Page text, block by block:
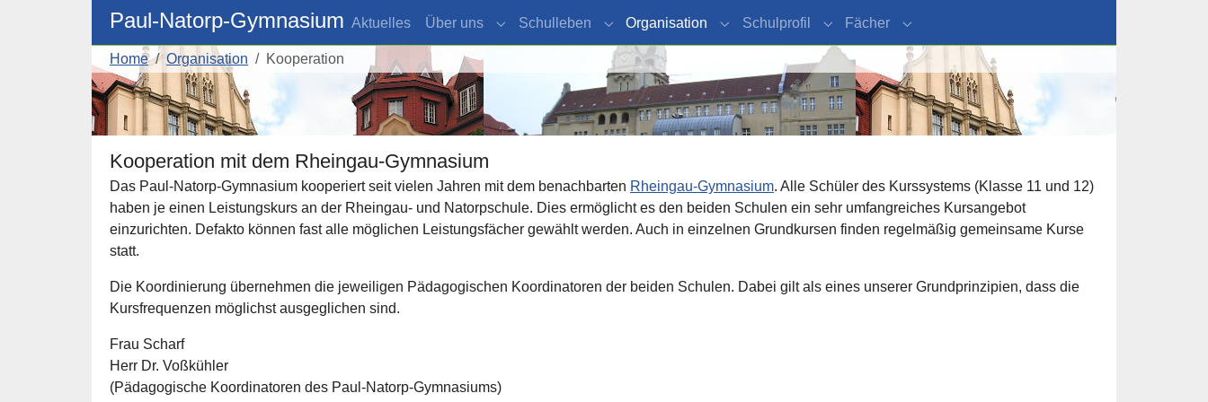
Skip to main navigation
Skip to main content
Skip to page footerPaul-Natorp-Gymnasium Aktuelles Über uns
Submenu for "Über uns"
Schulleben
Submenu for "Schulleben"
Organisation
Submenu for "Organisation"
Schulprofil
Submenu for "Schulprofil"
Fächer
Submenu for "Fächer"
You are here:
Home Organisation Kooperation
Kooperation mit dem Rheingau-Gymnasium
Das Paul-Natorp-Gymnasium kooperiert seit vielen Jahren mit dem benachbarten Rheingau-Gymnasium. Alle Schüler des Kurssystems (Klasse 11 und 12)
haben je einen Leistungskurs an der Rheingau- und Natorpschule. Dies ermöglicht es den beiden Schulen ein sehr umfangreiches Kursangebot
einzurichten. Defakto können fast alle möglichen Leistungsfächer gewählt werden. Auch in einzelnen Grundkursen finden regelmäßig gemeinsame Kurse
statt.
Die Koordinierung übernehmen die jeweiligen Pädagogischen Koordinatoren der beiden Schulen. Dabei gilt als eines unserer Grundprinzipien, dass die
Kursfrequenzen möglichst ausgeglichen sind.
Frau Scharf
Herr Dr. Voßkühler
(Pädagogische Koordinatoren des Paul-Natorp-Gymnasiums)